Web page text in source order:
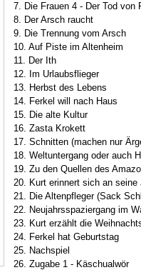
7. Die Frauen 4 - Der Tod von
8. Der Arsch raucht
9. Die Trennung vom Arsch
10. Auf Piste im Altenheim
11. Der Ith
12. Im Urlaubsflieger
13. Herbst des Lebens
14. Ferkel will nach Haus
15. Die alte Kultur
16. Zasta Krokett
17. Schnitten (machen nur
18. Weltuntergang oder auch
19. Zu den Quellen des
20. Kurt erinnert sich an seine
21. Die Altenpfleger (Sack
22. Neujahrsspaziergang im
23. Kurt erzählt die
24. Ferkel hat Geburtstag
25. Nachspiel
26. Zugabe 1 - Käschualwör